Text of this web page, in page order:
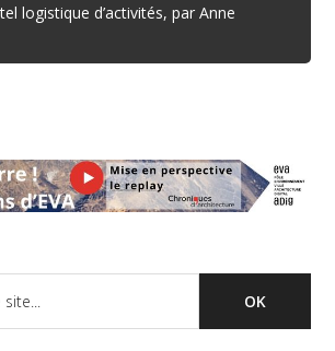
logistique d’activités, par Anne